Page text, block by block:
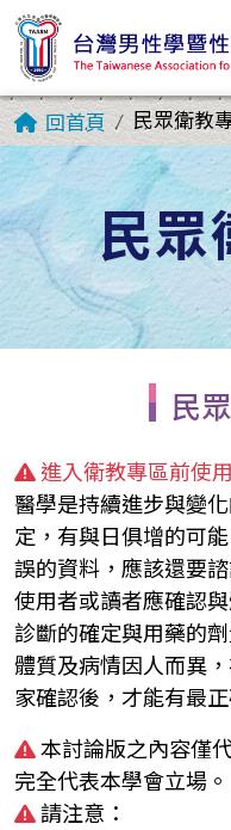
回首頁 民眾衛教
民眾
民
進入衛教專區前使
醫學是持續進步與變
定，有與日俱增的可
誤的資料，應該還要
使用者或讀者應確認
診斷的確定與用藥的
體質及病情因人而異
家確認後，才能有最正
本討論版之內容僅
完全代表本學會立場。
請注意：